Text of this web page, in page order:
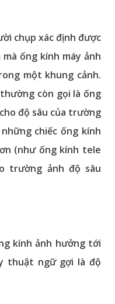
chụp xác định được
ống kính máy ảnh
một khung cảnh.
còn gọi là ống
độ sâu của trường
chiếc ống kính
(như ống kính tele
trường ảnh độ sâu
kính ảnh hưởng tới
thuật ngữ gợi là độ